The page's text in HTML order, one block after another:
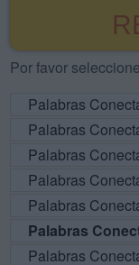
Por favor
Palabras
Palabras
Palabras
Palabras
Palabras
Palabras
Palabras